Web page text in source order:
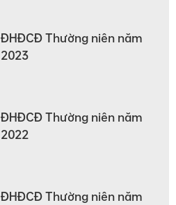
ĐHĐCĐ Thường niên năm
2023
ĐHĐCĐ Thường niên năm
2022
ĐHĐCĐ Thường niên năm